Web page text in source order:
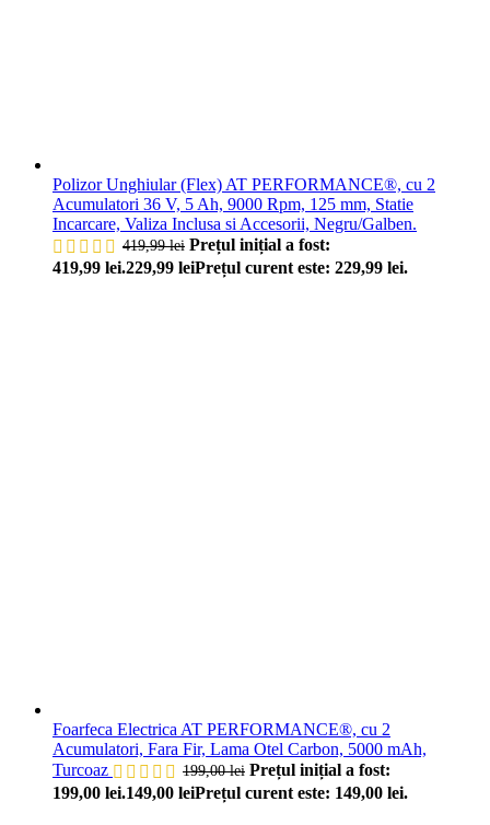
Polizor Unghiular (Flex) AT PERFORMANCE®, cu 2
Acumulatori 36 V, 5 Ah, 9000 Rpm, 125 mm, Statie
Incarcare, Valiza Inclusa si Accesorii, Negru/Galben.
419,99lei Prețul inițial a fost:
419,99 lei.229,99 leiPrețul curent este: 229,99 lei.
Foarfeca Electrica AT PERFORMANCE®, cu 2
Acumulatori, Fara Fir, Lama Otel Carbon, 5000 mAh,
Turcoaz
199,00lei Prețul inițial a fost:
199,00 lei.149,00 leiPrețul curent este: 149,00 lei.